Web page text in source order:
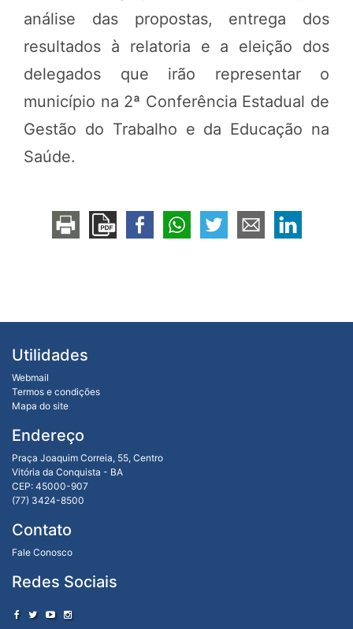
análise das propostas, entrega dos
resultados à relatoria e a eleição dos
delegados que irão representar o
município na 2ª Conferência Estadual de
Gestão do Trabalho e da Educação na
Saúde.
Utilidades
Webmail
Termos e condições
Mapa do site
Endereço
Praça Joaquim Correia, 55, Centro
Vitória da Conquista - BA
CEP: 45000-907
(77) 3424-8500
Contato
Fale Conosco
Redes Sociais